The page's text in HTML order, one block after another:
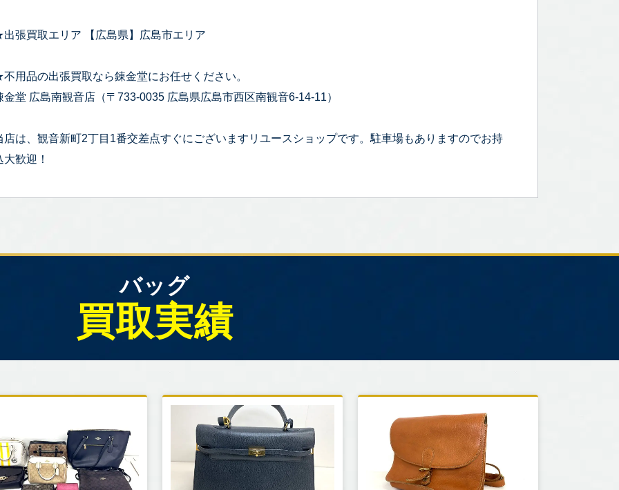
張買取エリア 【広島県】広島市エリア
用品の出張買取なら錬金堂にお任せください。
金堂 広島南観音店（〒733-0035 広島県広島市西区南観音6-14-11）
店は、観音新町2丁目1番交差点すぐにございますリユースショップです。駐車場もありますのでお持
大歓迎！
バッグ
買取実績